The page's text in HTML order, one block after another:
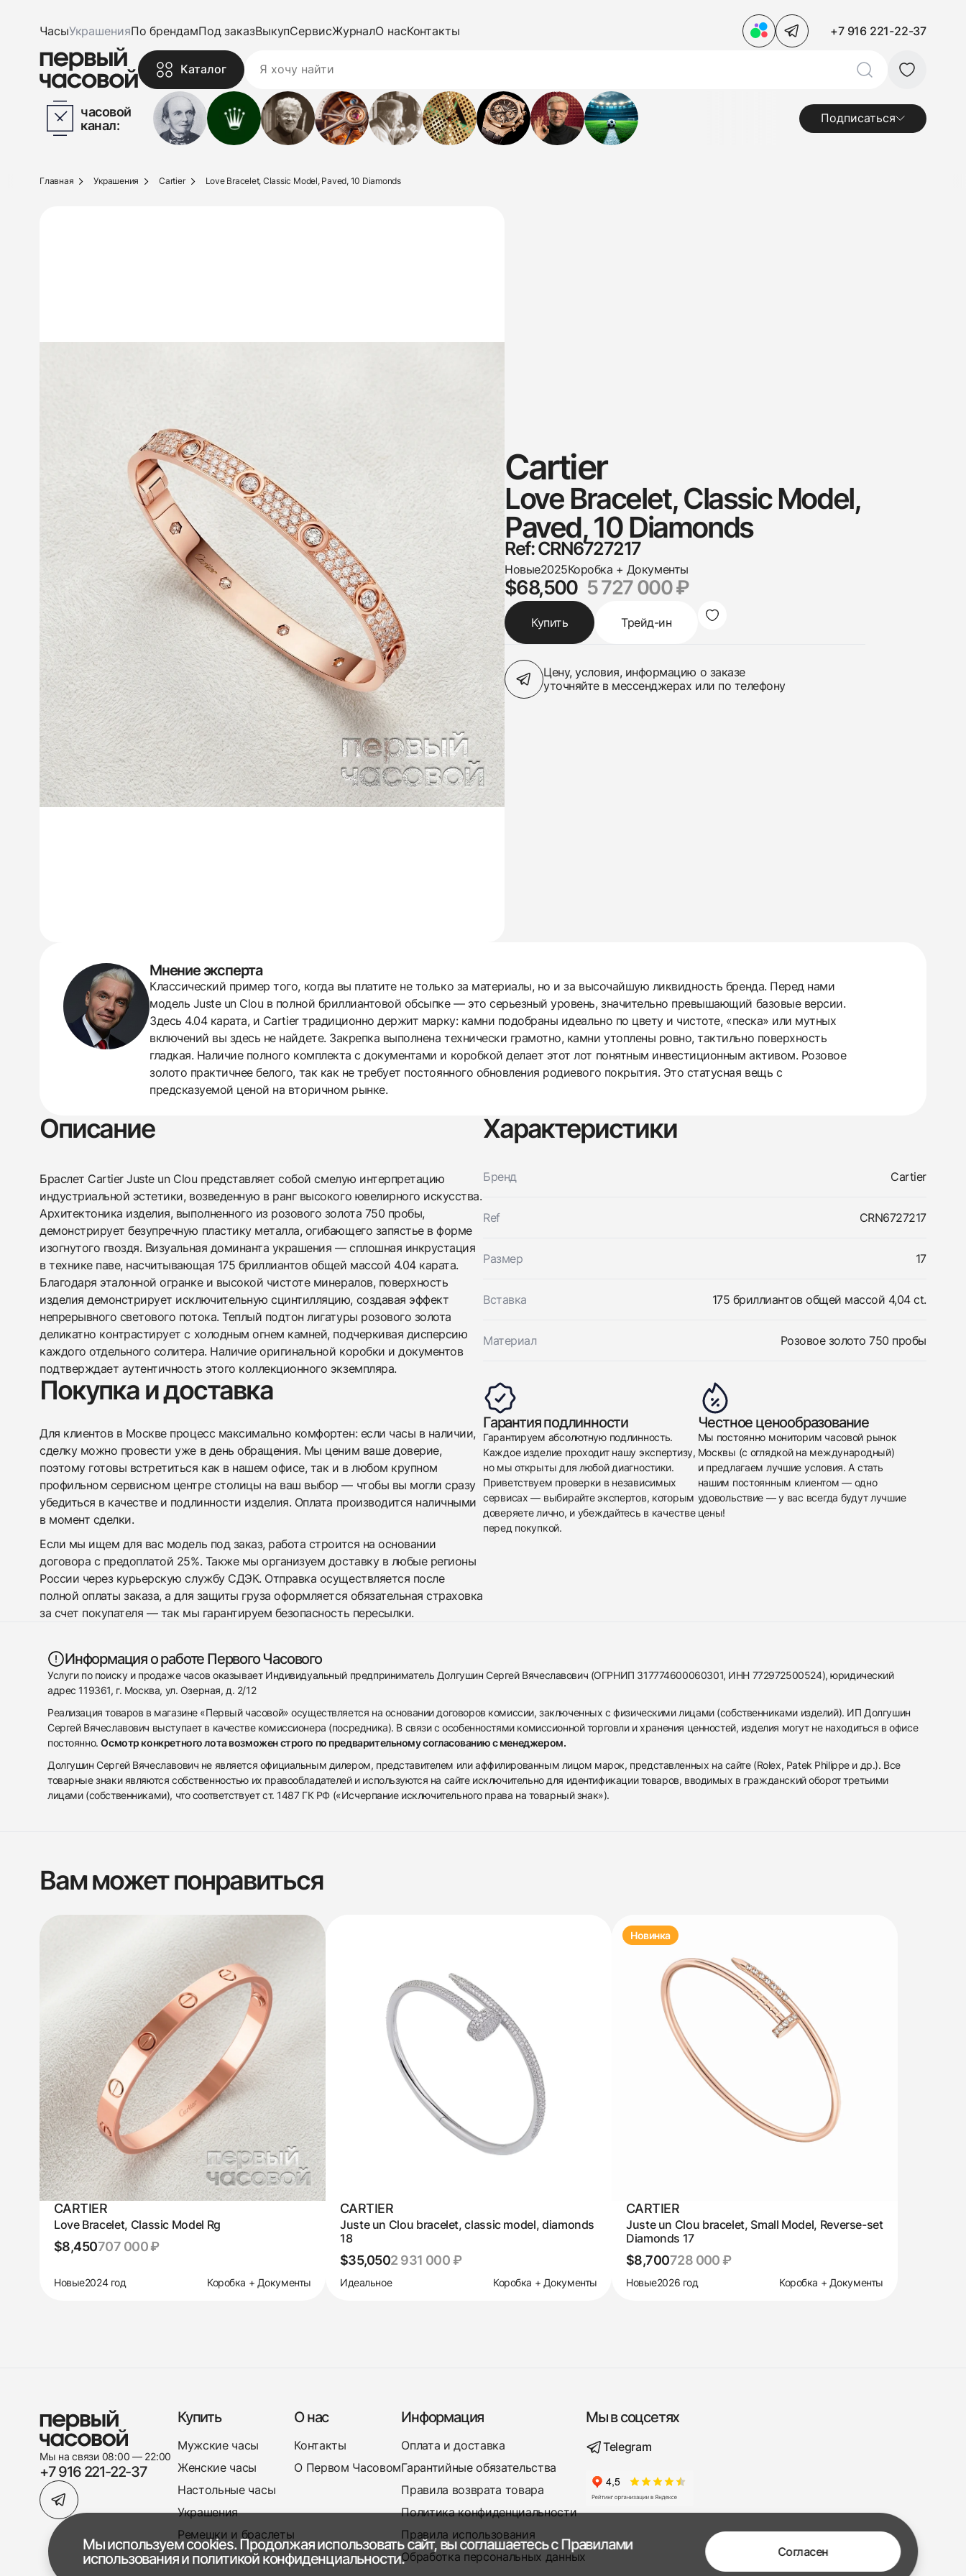
ЧасыУкрашенияПо брендамПод заказВыкупСервисЖурналО насКонтакты +7 916 221-22-37
Каталог
часовой
канал:
Подписаться
438
285
145
142
205
204
195
150
6
Главная Украшения Cartier Love Bracelet, Classic Model, Paved, 10 Diamonds
Cartier
Love Bracelet, Classic Model,
Paved, 10 Diamonds
Ref: CRN6727217
Новые2025Коробка + Документы
$68,500 5 727 000 ₽
Купить Трейд-ин
Цену, условия, информацию о заказе
уточняйте в мессенджерах или по телефону
Мнение эксперта
Классический пример того, когда вы платите не только за материалы, но и за высочайшую ликвидность бренда. Перед нами
модель Juste un Clou в полной бриллиантовой обсыпке — это серьезный уровень, значительно превышающий базовые версии.
Здесь 4.04 карата, и Cartier традиционно держит марку: камни подобраны идеально по цвету и чистоте, «песка» или мутных
включений вы здесь не найдете. Закрепка выполнена технически грамотно, камни утоплены ровно, тактильно поверхность
гладкая. Наличие полного комплекта с документами и коробкой делает этот лот понятным инвестиционным активом. Розовое
золото практичнее белого, так как не требует постоянного обновления родиевого покрытия. Это статусная вещь с
предсказуемой ценой на вторичном рынке.
Описание
Браслет Cartier Juste un Clou представляет собой смелую интерпретацию
индустриальной эстетики, возведенную в ранг высокого ювелирного искусства.
Архитектоника изделия, выполненного из розового золота 750 пробы,
демонстрирует безупречную пластику металла, огибающего запястье в форме
изогнутого гвоздя. Визуальная доминанта украшения — сплошная инкрустация
в технике паве, насчитывающая 175 бриллиантов общей массой 4.04 карата.
Благодаря эталонной огранке и высокой чистоте минералов, поверхность
изделия демонстрирует исключительную сцинтилляцию, создавая эффект
непрерывного светового потока. Теплый подтон лигатуры розового золота
деликатно контрастирует с холодным огнем камней, подчеркивая дисперсию
каждого отдельного солитера. Наличие оригинальной коробки и документов
подтверждает аутентичность этого коллекционного экземпляра.
Характеристики
Бренд Cartier
Ref CRN6727217
Размер 17
Вставка 175 бриллиантов общей массой 4,04 ct.
Материал Розовое золото 750 пробы
Покупка и доставка
Для клиентов в Москве процесс максимально комфортен: если часы в наличии,
сделку можно провести уже в день обращения. Мы ценим ваше доверие,
поэтому готовы встретиться как в нашем офисе, так и в любом крупном
профильном сервисном центре столицы на ваш выбор — чтобы вы могли сразу
убедиться в качестве и подлинности изделия. Оплата производится наличными
в момент сделки.
Если мы ищем для вас модель под заказ, работа строится на основании
договора с предоплатой 25%. Также мы организуем доставку в любые регионы
России через курьерскую службу СДЭК. Отправка осуществляется после
полной оплаты заказа, а для защиты груза оформляется обязательная страховка
за счет покупателя — так мы гарантируем безопасность пересылки.
Гарантия подлинности
Гарантируем абсолютную подлинность.
Каждое изделие проходит нашу экспертизу,
но мы открыты для любой диагностики.
Приветствуем проверки в независимых
сервисах — выбирайте экспертов, которым
доверяете лично, и убеждайтесь в качестве
перед покупкой.
Честное ценообразование
Мы постоянно мониторим часовой рынок
Москвы (с оглядкой на международный)
и предлагаем лучшие условия. А стать
нашим постоянным клиентом — одно
удовольствие — у вас всегда будут лучшие
цены!
Информация о работе Первого Часового
Услуги по поиску и продаже часов оказывает Индивидуальный предприниматель Долгушин Сергей Вячеславович (ОГРНИП 317774600060301, ИНН 772972500524), юридический
адрес 119361, г. Москва, ул. Озерная, д. 2/12
Реализация товаров в магазине «Первый часовой» осуществляется на основании договоров комиссии, заключенных с физическими лицами (собственниками изделий). ИП Долгушин
Сергей Вячеславович выступает в качестве комиссионера (посредника). В связи с особенностями комиссионной торговли и хранения ценностей, изделия могут не находиться в офисе
постоянно.Осмотр конкретного лота возможен строго по предварительному согласованию с менеджером.
Долгушин Сергей Вячеславович не является официальным дилером, представителем или аффилированным лицом марок, представленных на сайте (Rolex, Patek Philippe и др.). Все
товарные знаки являются собственностью их правообладателей и используются на сайте исключительно для идентификации товаров, вводимых в гражданский оборот третьими
лицами (собственниками), что соответствует ст. 1487 ГК РФ («Исчерпание исключительного права на товарный знак»).
Оставьте ваши контактные данные и мы свяжемся с
вами
Cartier
Love Bracelet, Classic Model, Paved, 10
Diamonds
НовыеКоробка + Документы
$68,500
Отправить заявку
вами
Cartier
Love Bracelet, Classic Model, Paved, 10
Diamonds
НовыеКоробка + Документы
$68,500
Приложите фото ваших часов…
Отправить заявку
Вам может понравиться
CARTIER
Love Bracelet, Classic Model Rg
$8,450707 000 ₽
Новые2024 год Коробка + Документы
CARTIER
Juste un Clou bracelet, classic model, diamonds
18
$35,0502 931 000 ₽
Идеальное Коробка + Документы
Новинка
CARTIER
Juste un Clou bracelet, Small Model, Reverse-set
Diamonds 17
$8,700728 000 ₽
Новые2026 год Коробка + Документы
Мы на связи 08:00 — 22:00
+7 916 221-22-37
Купить
Мужские часы
Женские часы
Настольные часы
Украшения
Ремешки и браслеты
О нас
Контакты
О Первом Часовом
Информация
Оплата и доставка
Гарантийные обязательства
Правила возврата товара
Политика конфиденциальности
Правила использования
Обработка персональных данных
Мы в соцсетях
Telegram
Мы используем cookies. Продолжая использовать сайт, вы соглашаетесь сПравилами
использованияи политикой конфиденциальности. Согласен